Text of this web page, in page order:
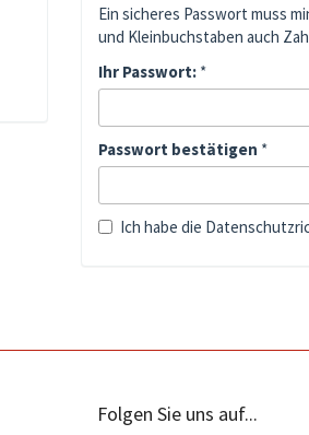
Ein sicheres Passwort muss
und Kleinbuchstaben auch
Ihr Passwort: *
Passwort bestätigen *
Ich habe die
Folgen Sie uns auf...